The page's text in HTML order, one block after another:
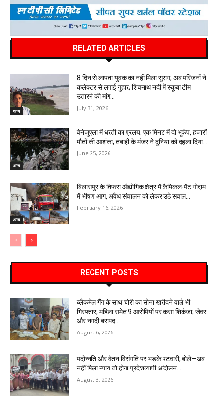
RELATED ARTICLES
अन्य
8 दिन से लापता युवक का नहीं मिला सुराग, अब परिजनों ने
कलेक्टर से लगाई गुहार; शिवनाथ नदी में स्कूबा टीम
उतारने की मांग…
July 31, 2026
अन्य
वेनेजुएला में धरती का प्रलय: एक मिनट में दो भूकंप, हजारों
मौतों की आशंका, तबाही के मंजर ने दुनिया को दहला दिया…
June 25, 2026
अन्य
बिलासपुर के तिफरा औद्योगिक क्षेत्र में कैमिकल-पेंट गोदाम
में भीषण आग, अवैध संचालन को लेकर उठे सवाल…
February 16, 2026
RECENT POSTS
ब्लैकमेल गैंग के साथ चोरी का सोना खरीदने वाले भी
गिरफ्तार, महिला समेत 9 आरोपियों पर कसा शिकंजा; जेवर
और नगदी बरामद…
August 6, 2026
पदोन्नति और वेतन विसंगति पर भड़के पटवारी, बोले—अब
नहीं मिला न्याय तो होगा प्रदेशव्यापी आंदोलन…
August 3, 2026